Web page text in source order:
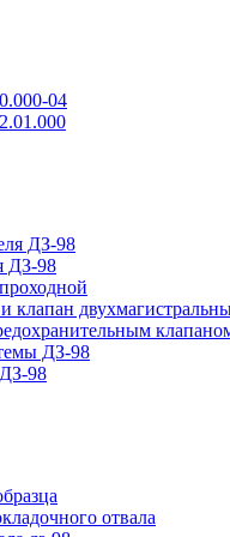
04
ДЗ-98
ДЗ-98
клапан
ДЗ-98
98
отвала